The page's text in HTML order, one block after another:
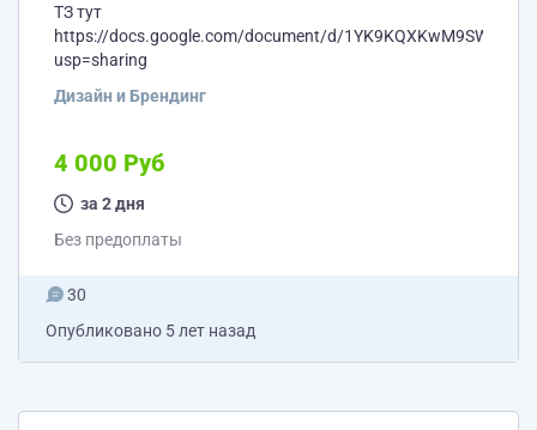
ТЗ тут
https://docs.google.com/document/d/
usp=sharing
Дизайн и Брендинг
4 000 Руб
за 2 дня
Без предоплаты
30
Опубликовано 5 лет назад